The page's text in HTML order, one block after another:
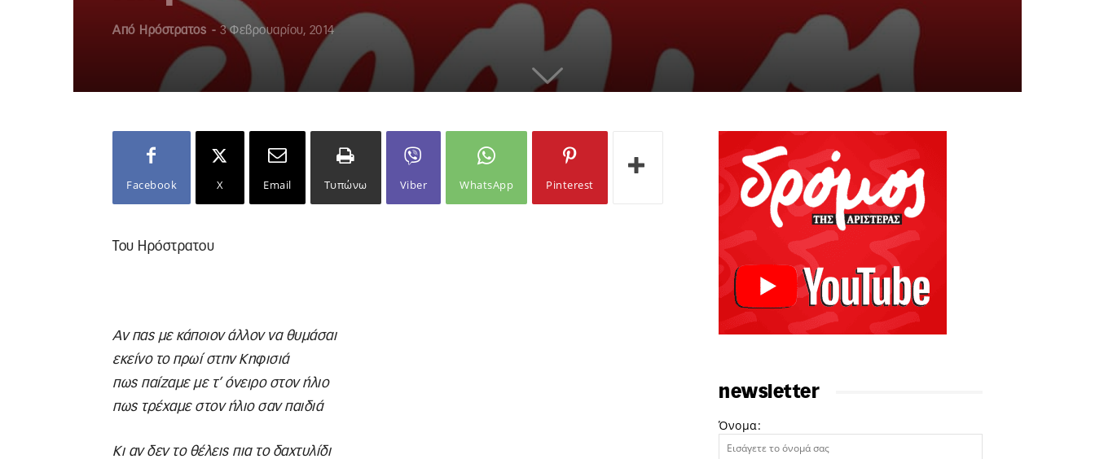
Από Ηρόστρατος - 3 Φεβρουαρίου, 2014
Facebook X Email Τυπώνω Viber WhatsApp Pinterest
Του Ηρόστρατου
Αν πας με κάποιον άλλον να θυμάσαι
εκείνο το πρωί στην Κηφισιά
πως παίζαμε με τ’ όνειρο στον ήλιο
πως τρέχαμε στον ήλιο σαν παιδιά
Κι αν δεν το θέλεις πια το δαχτυλίδι
newsletter
Όνομα: